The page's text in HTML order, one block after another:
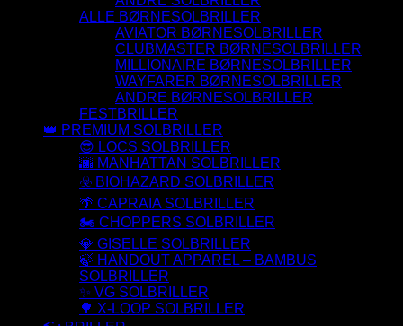
ALLE BØRNESOLBRILLER
AVIATOR BØRNESOLBRILLER
CLUBMASTER BØRNESOLBRILLER
MILLIONAIRE BØRNESOLBRILLER
WAYFARER BØRNESOLBRILLER
ANDRE BØRNESOLBRILLER
FESTBRILLER
👑 PREMIUM SOLBRILLER
😎 LOCS SOLBRILLER
🌆 MANHATTAN SOLBRILLER
☣️ BIOHAZARD SOLBRILLER
🌴 CAPRAIA SOLBRILLER
🏍️ CHOPPERS SOLBRILLER
💎 GISELLE SOLBRILLER
🍃 HANDOUT APPAREL – BAMBUS
SOLBRILLER
✨ VG SOLBRILLER
🌳 X-LOOP SOLBRILLER